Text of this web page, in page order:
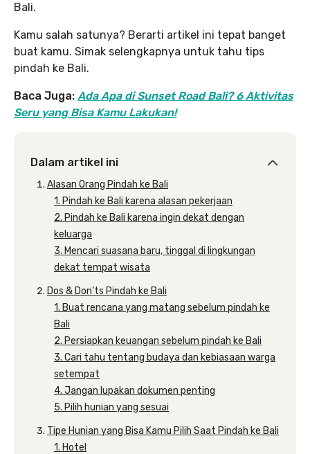
Bali.
Kamu salah satunya? Berarti artikel ini tepat banget
buat kamu. Simak selengkapnya untuk tahu tips
pindah ke Bali.
Baca Juga: Ada Apa di Sunset Road Bali? 6 Aktivitas
Seru yang Bisa Kamu Lakukan!
Dalam artikel ini
Alasan Orang Pindah ke Bali
1. Pindah ke Bali karena alasan pekerjaan
2. Pindah ke Bali karena ingin dekat dengan
keluarga
3. Mencari suasana baru, tinggal di lingkungan
dekat tempat wisata
Dos & Don’ts Pindah ke Bali
1. Buat rencana yang matang sebelum pindah ke
Bali
2. Persiapkan keuangan sebelum pindah ke Bali
3. Cari tahu tentang budaya dan kebiasaan warga
setempat
4. Jangan lupakan dokumen penting
5. Pilih hunian yang sesuai
Tipe Hunian yang Bisa Kamu Pilih Saat Pindah ke Bali
1. Hotel